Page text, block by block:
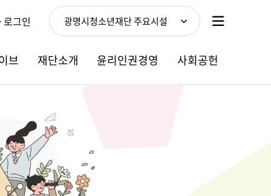
브 재단소개 윤리인권경영 사회공헌
로그인 광명시청소년재단 주요시설